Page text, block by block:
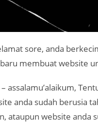
sore, anda
membuat website
assalamu’alaikum,
anda sudah berusia
ataupun website anda